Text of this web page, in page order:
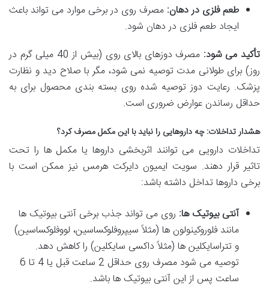
طعم فلزی در دهان: مصرف روی در برخی موارد می تواند باعث
ایجاد طعم فلزی در دهان شود.
تأکید می شود:
مصرف دوزهای بالای روی (بیش از 40 میلی گرم در
روز) برای طولانی مدت توصیه نمی شود، مگر با صلاح دید و نظارت
پزشک. رعایت دوز توصیه شده روی بسته بندی محصول برای به
حداقل رساندن عوارض ضروری است.
هشدار تداخلات: چه داروهایی را نباید با این مکمل مصرف کرد؟
تداخلات دارویی می توانند اثربخشی داروها یا مکمل ها را تحت
تاثیر قرار دهند. سویت ایمیون دایرکت هرمس نیز ممکن است با
برخی داروها تداخل داشته باشد:
آنتی بیوتیک ها: روی می تواند جذب برخی آنتی بیوتیک ها
مانند فلوروکینولون ها (مثلاً سیپروفلوکساسین، لووفلوکساسین)
و تتراسایکلین ها (مثلاً داکسی سایکلین) را کاهش دهد.
توصیه می شود مصرف روی حداقل 2 ساعت قبل یا 4 تا 6
ساعت پس از این آنتی بیوتیک ها باشد.